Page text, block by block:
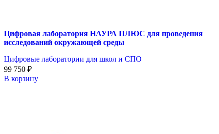
Цифровая лаборатория НАУРА ПЛЮС для проведения
исследований окружающей среды
Цифровые лаборатории для школ и СПО
99 750 ₽
В корзину